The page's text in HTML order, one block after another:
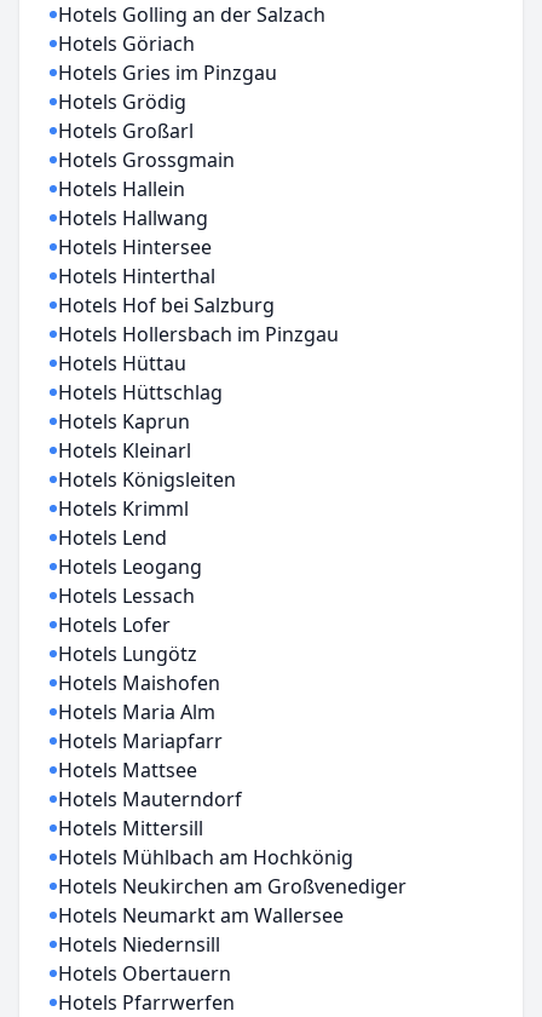
Hotels Golling an der Salzach
Hotels Göriach
Hotels Gries im Pinzgau
Hotels Grödig
Hotels Großarl
Hotels Grossgmain
Hotels Hallein
Hotels Hallwang
Hotels Hintersee
Hotels Hinterthal
Hotels Hof bei Salzburg
Hotels Hollersbach im Pinzgau
Hotels Hüttau
Hotels Hüttschlag
Hotels Kaprun
Hotels Kleinarl
Hotels Königsleiten
Hotels Krimml
Hotels Lend
Hotels Leogang
Hotels Lessach
Hotels Lofer
Hotels Lungötz
Hotels Maishofen
Hotels Maria Alm
Hotels Mariapfarr
Hotels Mattsee
Hotels Mauterndorf
Hotels Mittersill
Hotels Mühlbach am Hochkönig
Hotels Neukirchen am Großvenediger
Hotels Neumarkt am Wallersee
Hotels Niedernsill
Hotels Obertauern
Hotels Pfarrwerfen